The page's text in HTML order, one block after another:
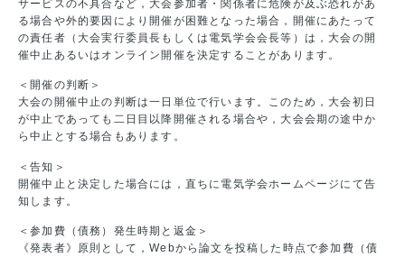
サービスの不具合など，大会参加者・関係者に危険が及ぶ恐れがあ
る場合や外的要因により開催が困難となった場合，開催にあたって
の責任者（大会実行委員長もしくは電気学会会長等）は，大会の開
催中止あるいはオンライン開催を決定することがあります。
＜開催の判断＞
大会の開催中止の判断は一日単位で行います。このため，大会初日
が中止であっても二日目以降開催される場合や，大会会期の途中か
ら中止とする場合もあります。
＜告知＞
開催中止と決定した場合には，直ちに電気学会ホームページにて告
知します。
＜参加費（債務）発生時期と返金＞
《発表者》原則として，Webから論文を投稿した時点で参加費（債